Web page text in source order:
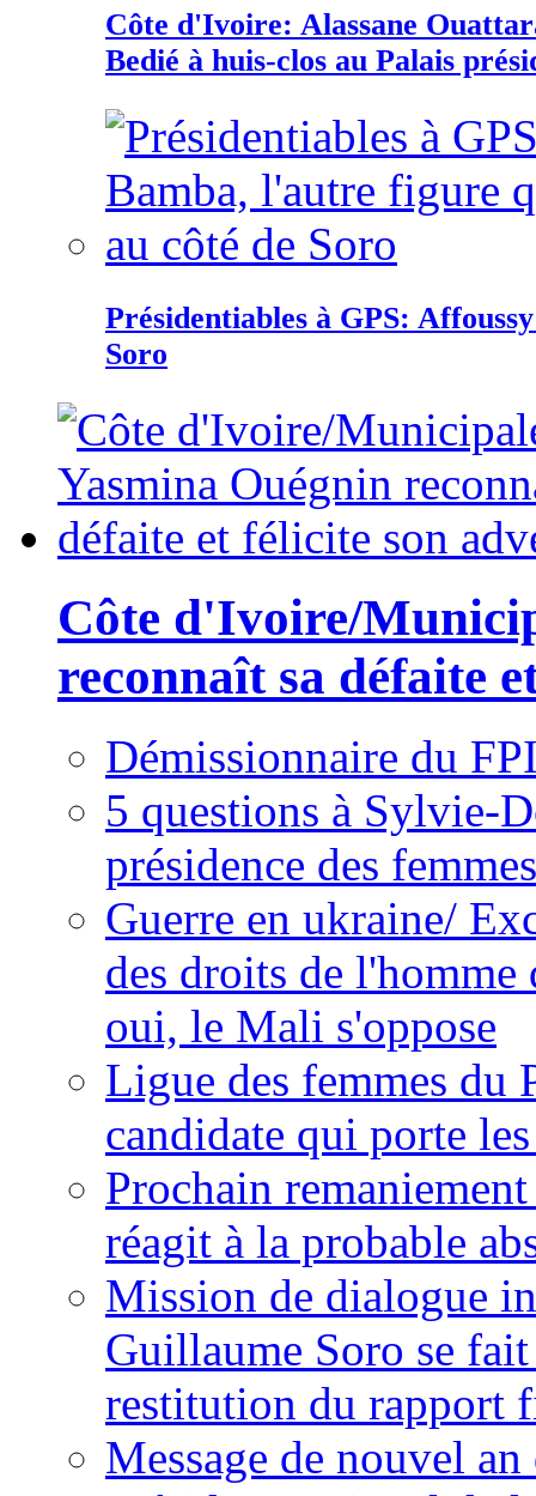
Côte d'Ivoire: Alassane
Bedié à huis-clos au Palais
Présidentiables à GPS:
Soro
Côte d'Ivoire/
reconnaît sa défaite
Démissionnaire du
5 questions à Sylvie-
présidence des
Guerre en ukraine/
des droits de
oui, le Mali s'oppose
Ligue des femmes du
candidate qui porte
Prochain
réagit à la probable
Mission de dialogue
Guillaume Soro se
restitution du rapport
Message de nouvel